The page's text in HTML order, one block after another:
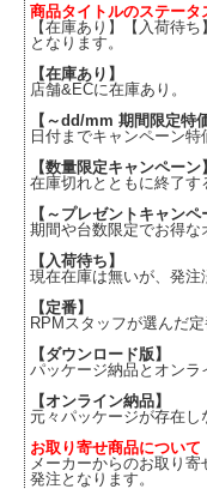
商品タイトルのステータ
【在庫あり】【入荷待
となります。
【在庫あり】
店舗&ECに在庫あり。
【～dd/mm 期間限定特
日付までキャンペーン特
【数量限定キャンペーン】
在庫切れとともに終了す
【～プレゼントキャンペ
期間や台数限定でお得
【入荷待ち】
現在在庫は無いが、発注
【定番】
RPMスタッフが選んだ
【ダウンロード版】
パッケージ納品とオン
【オンライン納品】
元々パッケージが存在し
お取り寄せ商品について
メーカーからのお取り
発注となります。